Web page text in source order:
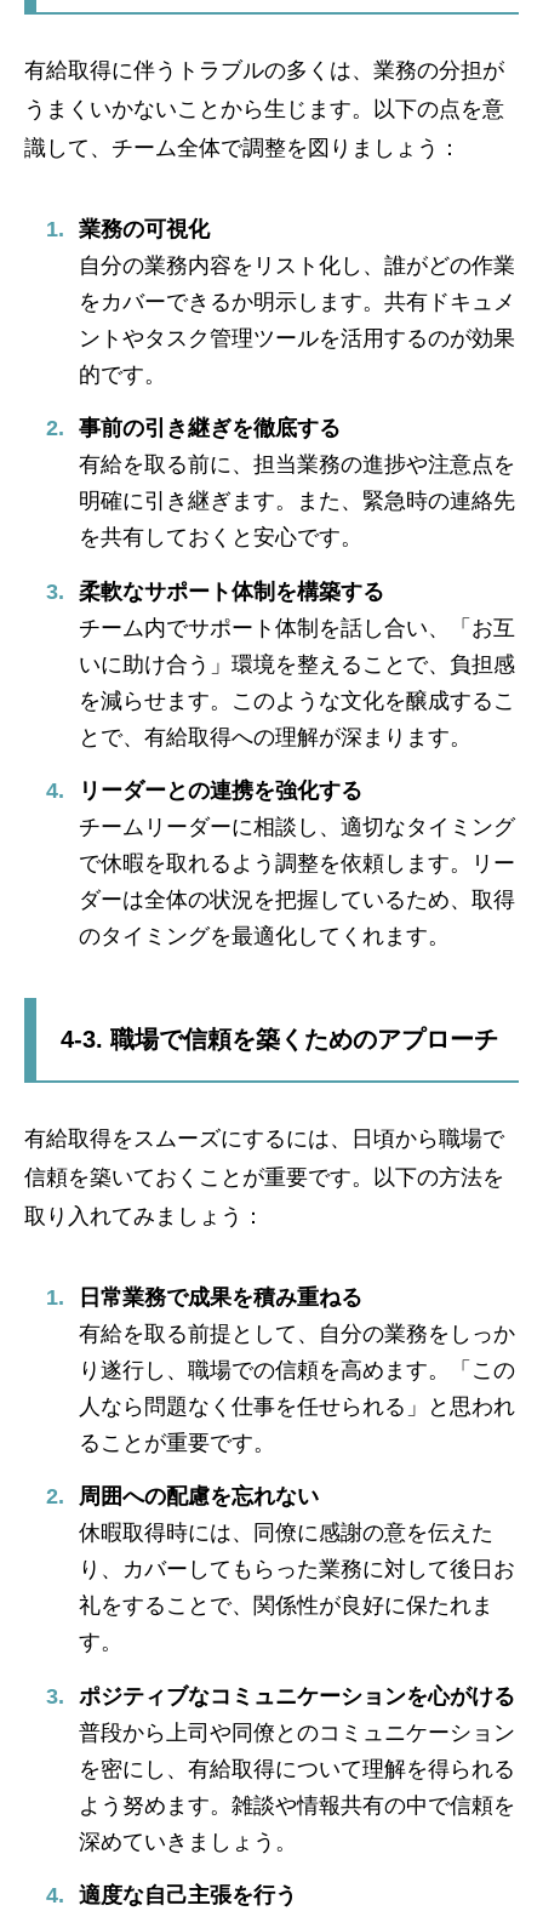
有給取得に伴うトラブルの多くは、業務の分担が
うまくいかないことから生じます。以下の点を意
識して、チーム全体で調整を図りましょう：
業務の可視化
自分の業務内容をリスト化し、誰がどの作業
をカバーできるか明示します。共有ドキュメ
ントやタスク管理ツールを活用するのが効果
的です。
事前の引き継ぎを徹底する
有給を取る前に、担当業務の進捗や注意点を
明確に引き継ぎます。また、緊急時の連絡先
を共有しておくと安心です。
柔軟なサポート体制を構築する
チーム内でサポート体制を話し合い、「お互
いに助け合う」環境を整えることで、負担感
を減らせます。このような文化を醸成するこ
とで、有給取得への理解が深まります。
リーダーとの連携を強化する
チームリーダーに相談し、適切なタイミング
で休暇を取れるよう調整を依頼します。リー
ダーは全体の状況を把握しているため、取得
のタイミングを最適化してくれます。
4-3. 職場で信頼を築くためのアプローチ
有給取得をスムーズにするには、日頃から職場で
信頼を築いておくことが重要です。以下の方法を
取り入れてみましょう：
日常業務で成果を積み重ねる
有給を取る前提として、自分の業務をしっか
り遂行し、職場での信頼を高めます。「この
人なら問題なく仕事を任せられる」と思われ
ることが重要です。
周囲への配慮を忘れない
休暇取得時には、同僚に感謝の意を伝えた
り、カバーしてもらった業務に対して後日お
礼をすることで、関係性が良好に保たれま
す。
ポジティブなコミュニケーションを心がける
普段から上司や同僚とのコミュニケーション
を密にし、有給取得について理解を得られる
よう努めます。雑談や情報共有の中で信頼を
深めていきましょう。
適度な自己主張を行う